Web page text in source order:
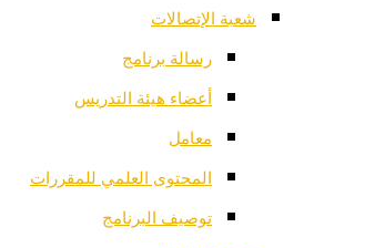
شعبة الإتصالات
رسالة برنامج
أعضاء هيئة التدريس
معامل
المحتوى العلمي للمقررات
توصيف البرنامج